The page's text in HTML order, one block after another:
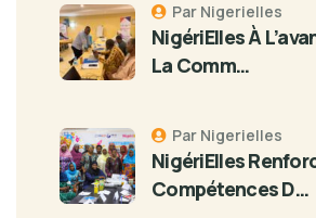
NigériElles À
La Comm…
Par Nigerielles
NigériElles
Compétences D…
Par Nigerielles